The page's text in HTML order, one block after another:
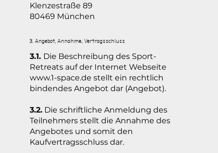
Klenzestraße 89
80469 München
3. Angebot, Annahme, Vertragsschluss
3.1. Die Beschreibung des Sport-
Retreats auf der Internet Webseite
www.1-space.de stellt ein rechtlich
bindendes Angebot dar (Angebot).
3.2. Die schriftliche Anmeldung des
Teilnehmers stellt die Annahme des
Angebotes und somit den
Kaufvertragsschluss dar.